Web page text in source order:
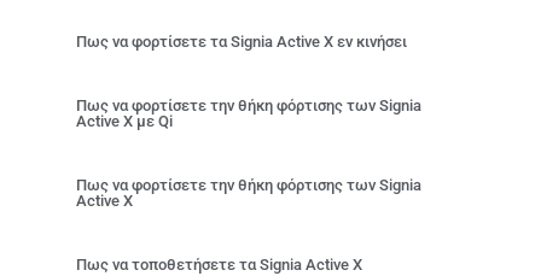
Πως να φορτίσετε τα Signia Active Χ εν κινήσει
Πως να φορτίσετε την θήκη φόρτισης των Signia
Active X με Qi
Πως να φορτίσετε την θήκη φόρτισης των Signia
Active Χ
Πως να τοποθετήσετε τα Signia Active Χ